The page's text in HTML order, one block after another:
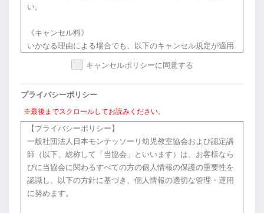
並びに他の受講者より開示されたそのプライバシーに関わる
情報を秘密として扱うものとし、これらの情報を使用し、又
は第三者に開示することを禁じます。
※例：個人が特定できてしまうようなプライバシーにかかわ
の注意を払ってください。
（2）お申し込み後に案内されるテキスト等の講座情報を別
のアドレスに転送することはお控えください。万が一、誤っ
て別のアドレスに転送された際は、お手数ですが認定講師に
ご連絡いただきますようお願い申し上げます。
【遵守事項】
受講者は、本講座を受講するにあたり、次に掲げる事項を遵
い。
《キャンセル料》
いかなる理由による場合でも、以下のキャンセル規定が適用
ご返金時には、所定のキャンセル料・振込手数料・決済手数
料を差し引いた金額をお戻しします。
※複数日開催の講座の場合は、初回開催日を「開催日」とみ
なします。
講座開催10日前まで … 振込・決済手数料を差し引いた全額返
金
講座開催3〜10日前 … 講座代金の10％
講座開催2日前 … 講座代金の50％
キャンセルポリシーに同意する
プライバシーポリシー
※最後までスクロールしてお読みください。
【プライバシーポリシー】
一般社団法人日本モンテッソーリ幼児教室協会および認定講
師（以下、総称して「当協会」といいます）は、お客様なら
びに当協会に関わるすべての方の個人情報の保護の重要性を
認識し、以下の方針に基づき、個人情報の適切な管理・運用
に努めます。